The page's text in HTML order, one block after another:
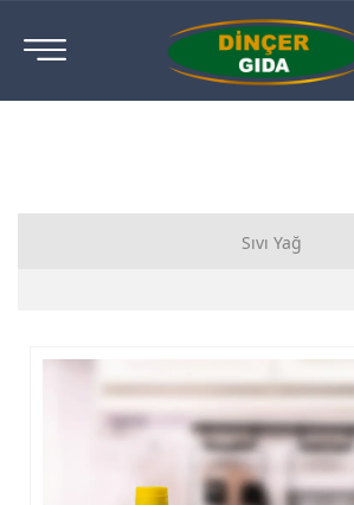
Sıvı Yağ
Sızma Zeytinyağı
Riviera Zeytinyağı
Prolin/İkram Catering